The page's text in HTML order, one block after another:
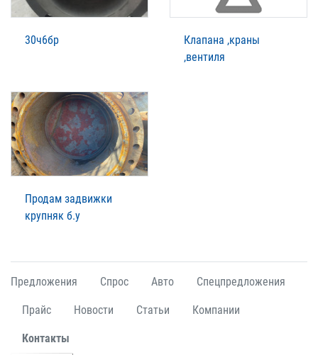
30ч6бр
Клапана ,краны
,вентиля
Продам задвижки
крупняк б.у
Предложения Спрос Авто Спецпредложения
Прайс Новости Статьи Компании
Контакты